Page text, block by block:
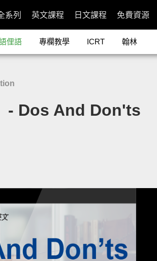
系列 英文課程 日文課程 免費資源
俚語 專欄教學 ICRT 翰林
- Dos And Don'ts